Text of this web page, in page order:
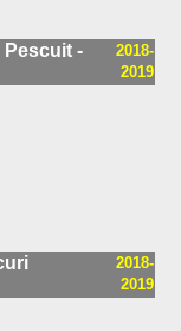
-
2018-
2019
2018-
2019